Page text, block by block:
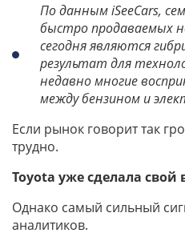
По данным iSeeCars,
быстро продаваемых
сегодня являются
результат для
недавно многие
между бензином и
Если рынок говорит так
трудно.
Toyota уже сделала свой
Однако самый сильный
аналитиков.